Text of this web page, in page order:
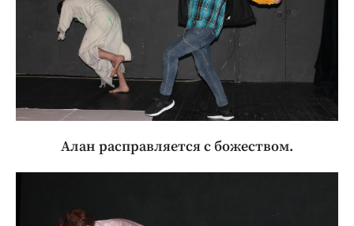
Алан расправляется с божеством.